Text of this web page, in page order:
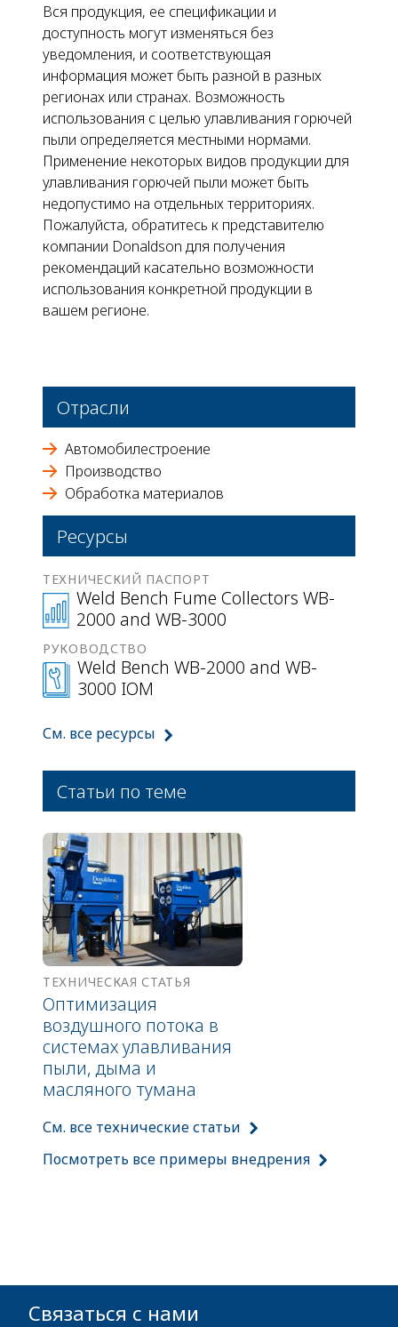
Вся продукция, ее спецификации и
доступность могут изменяться без
уведомления, и соответствующая
информация может быть разной в разных
регионах или странах. Возможность
использования с целью улавливания горючей
пыли определяется местными нормами.
Применение некоторых видов продукции для
улавливания горючей пыли может быть
недопустимо на отдельных территориях.
Пожалуйста, обратитесь к представителю
компании Donaldson для получения
рекомендаций касательно возможности
использования конкретной продукции в
вашем регионе.
Отрасли
Автомобилестроение
Производство
Обработка материалов
Ресурсы
ТЕХНИЧЕСКИЙ ПАСПОРТ
Weld Bench Fume Collectors WB-
2000 and WB-3000
РУКОВОДСТВО
Weld Bench WB-2000 and WB-
3000 IOM
См. все ресурсы
Статьи по теме
ТЕХНИЧЕСКАЯ СТАТЬЯ
Оптимизация
воздушного потока в
системах улавливания
пыли, дыма и
масляного тумана
См. все технические статьи
Посмотреть все примеры внедрения
Связаться с нами